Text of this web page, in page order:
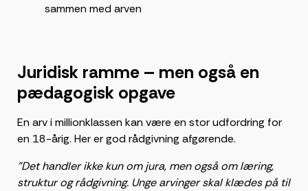
sammen med arven
Juridisk ramme – men også en
pædagogisk opgave
En arv i millionklassen kan være en stor udfordring for
en 18-årig. Her er god rådgivning afgørende.
"Det handler ikke kun om jura, men også om læring,
struktur og rådgivning. Unge arvinger skal klædes på til